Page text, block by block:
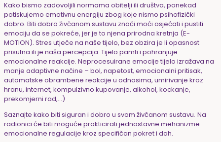
Kako bismo zadovoljili normama obitelji ili društva, ponekad
potiskujemo emotivnu energiju zbog koje nismo psihofizički
dobro. Biti dobro živčanom sustavu znači moći osjećati i pustiti
emociju da se pokreće, jer je to njena prirodna kretnja (E-
MOTION). Stres utječe na naše tijelo, bez obzira je li opasnost
prisutna ili je naša percepcija. Tijelo pamti i pohranjuje
emocionalne reakcije. Neprocesuirane emocije tijelo izražava na
manje adaptivne načine – bol, napetost, emocionalni pritisak,
automatske obrambene reakcije u odnosima, umirivanje kroz
hranu, internet, kompulzivno kupovanje, alkohol, kockanje,
prekomjerni rad,…)
Saznajte kako biti siguran i dobro u svom živčanom sustavu. Na
radionici će biti moguće prakticirati jednostavne mehanizme
emocionalne regulacije kroz specifičan pokret i dah.